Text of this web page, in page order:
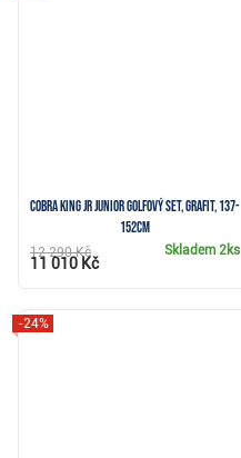
Cobra KING JR junior golfový set, grafit, 137-
152cm
Skladem2ks
12 290 Kč
11 010 Kč
-24%